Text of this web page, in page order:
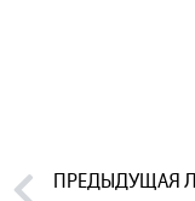
ПРЕДЫДУЩАЯ